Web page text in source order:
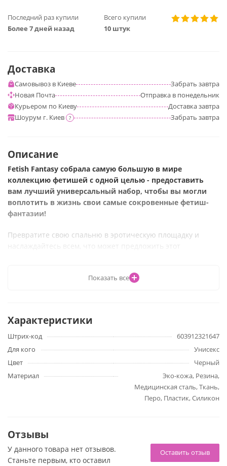
Последний раз купили
Более 7 дней назад
Всего купили
10 штук
Доставка
Самовывоз в Киеве Забрать завтра
Новая Почта
Отправка в понедельник
Курьером по Киеву
Доставказавтра
Шоурум г. Киев
? Забрать завтра
Описание
Fetish Fantasy собрала самую большую в мире
коллекцию фетишей с одной целью - предоставить
вам лучший универсальный набор, чтобы вы могли
воплотить в жизнь свои самые сокровенные фетиш-
фантазии!
Превратите свою спальню в эротическую площадку и
наслаждайтесь всем, что может предложить этот
Анальная пробка
Мини вибратор
Маска
Наручники
Зажимы для сосков
Вагинальные шарики Ben-Wa
Термосвеча
Показать все
Характеристики
Штрих-код
603912321647
Для кого
Унисекс
Цвет
Черный
Материал
Эко-кожа, Резина,
Медицинская сталь, Ткань,
Перо, Пластик, Силикон
Отзывы
Оставить отзыв
У данного товара нет отзывов.
Станьте первым, кто оставил